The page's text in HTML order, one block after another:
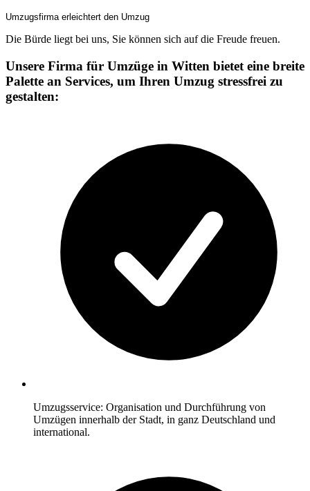
Umzugsfirma erleichtert den Umzug
Die Bürde liegt bei uns, Sie können sich auf die Freude freuen.
Unsere Firma für Umzüge in Witten bietet eine breite
Palette an Services, um Ihren Umzug stressfrei zu
gestalten:
Umzugsservice: Organisation und Durchführung von
Umzügen innerhalb der Stadt, in ganz Deutschland und
international.